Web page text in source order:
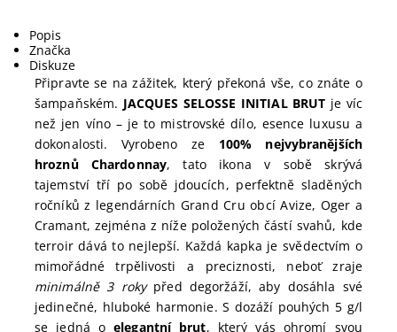
Popis
Značka
Diskuze
Připravte se na zážitek, který překoná vše, co znáte o
šampaňském. JACQUES SELOSSE INITIAL BRUT je víc
než jen víno – je to mistrovské dílo, esence luxusu a
dokonalosti. Vyrobeno ze 100% nejvybranějších
hroznů Chardonnay, tato ikona v sobě skrývá
tajemství tří po sobě jdoucích, perfektně sladěných
ročníků z legendárních Grand Cru obcí Avize, Oger a
Cramant, zejména z níže položených částí svahů, kde
terroir dává to nejlepší. Každá kapka je svědectvím o
mimořádné trpělivosti a preciznosti, neboť zraje
minimálně 3 rokypřed degoržáží, aby dosáhla své
jedinečné, hluboké harmonie. S dozáží pouhých 5 g/l
se jedná oelegantní brut, který vás ohromí svou